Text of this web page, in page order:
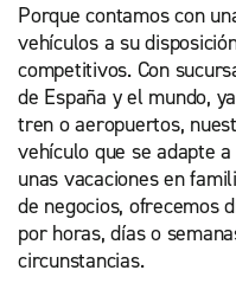
Porque contamos con
vehículos a su
competitivos. Con
de España y el mundo,
tren o aeropuertos,
vehículo que se adapte
unas vacaciones en
de negocios, ofrecemos
por horas, días o
circunstancias.